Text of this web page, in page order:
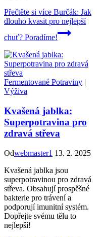
Přečtěte si více Burčák: Jak
dlouho kvasit pro nejlepší
chuť? Poradíme!
Fermentované Potraviny |
Výživa
Kvašená jablka:
Superpotravina pro
zdravá střeva
Odwebmaster1 13. 2. 2025
Kvašená jablka jsou
superpotravinou pro zdravá
střeva. Obsahují prospěšné
bakterie pro trávení a
podporují imunitní systém.
Dopřejte svému tělu to
nejlepší!